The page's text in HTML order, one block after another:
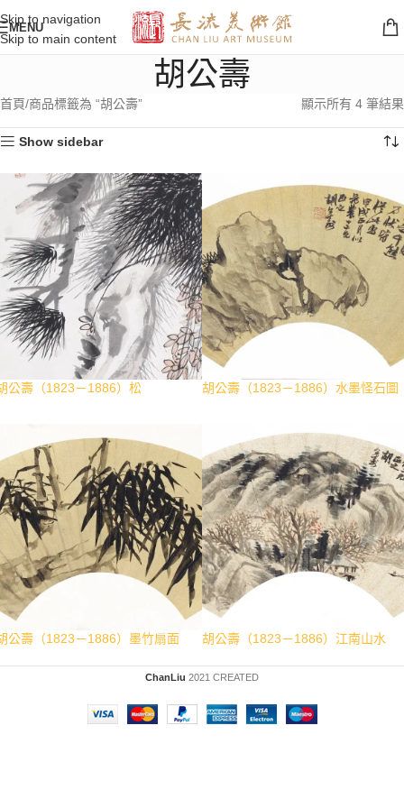
Skip to navigation
Skip to main content
MENU
胡公壽
首頁 商品標籤為 “胡公壽” 顯示所有 4 筆結果
Show sidebar
公壽（1823－1886）松 胡公壽（1823－1886）水墨怪石圖
公壽（1823－1886）墨竹扇面 胡公壽（1823－1886）江南山水
ChanLiu 2021 CREATED